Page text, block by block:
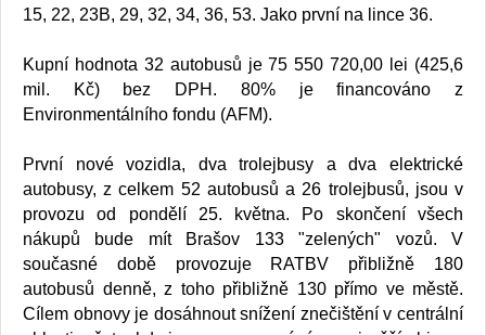
15, 22, 23B, 29, 32, 34, 36, 53. Jako první na lince 36.
Kupní hodnota 32 autobusů je 75 550 720,00 lei (425,6
mil. Kč) bez DPH. 80% je financováno z
Environmentálního fondu (AFM).
První nové vozidla, dva trolejbusy a dva elektrické
autobusy, z celkem 52 autobusů a 26 trolejbusů, jsou v
provozu od pondělí 25. května. Po skončení všech
nákupů bude mít Brašov 133 "zelených" vozů. V
současné době provozuje RATBV přibližně 180
autobusů denně, z toho přibližně 130 přímo ve městě.
Cílem obnovy je dosáhnout snížení znečištění v centrální